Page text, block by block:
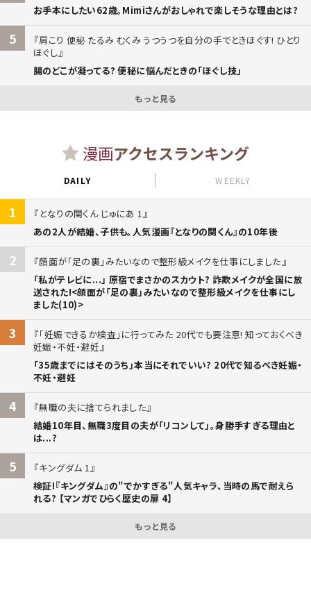
お手本にしたい62歳。Mimiさんがおしゃれで楽しそうな理由とは?
5
肩こり 便秘 たるみ むくみ うつうつを自分の手でときほぐす! ひとり
ほぐし
腸のどこが凝ってる? 便秘に悩んだときの「ほぐし技」
もっと見る
漫画アクセスランキング
DAILY WEEKLY
1
となりの関くん じゅにあ 1
あの2人が結婚、子供も。人気漫画『となりの関くん』の10年後
2
顔面が「足の裏」みたいなので整形級メイクを仕事にしました
「私がテレビに...」 原宿でまさかのスカウト? 詐欺メイクが全国に放
送された!<顔面が「足の裏」みたいなので整形級メイクを仕事にし
ました(10)>
3
「妊娠できるか検査」に行ってみた 20代でも要注意! 知っておくべき
妊娠・不妊・避妊
「35歳までにはそのうち」本当にそれでいい? 20代で知るべき妊娠・
不妊・避妊
4
無職の夫に捨てられました
結婚10年目、無職3度目の夫が「リコンして」。身勝手すぎる理由と
は...?
5
キングダム 1
検証!『キングダム』の"でかすぎる"人気キャラ、当時の馬で耐えら
れる? 【マンガでひらく歴史の扉 4】
もっと見る